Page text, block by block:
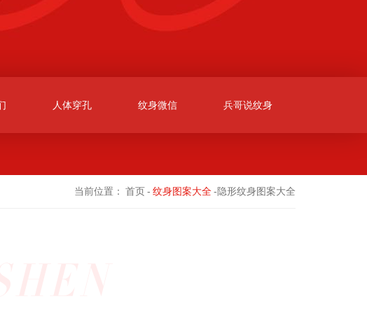
人体穿孔 纹身微信 兵哥说纹身
当前位置： 首页- 纹身图案大全-隐形纹身图案大全